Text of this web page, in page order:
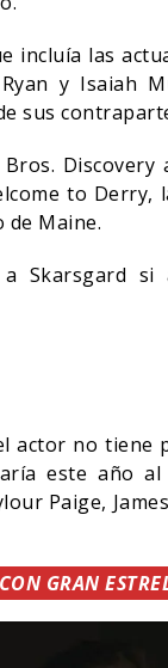
incluía las
Ryan y Isaiah
sus
Discovery
to Derry,
de Maine.
Skarsgard si
actor no tiene
este año al
Paige,
GRAN
SPIDER-
DÍA ESTÁ